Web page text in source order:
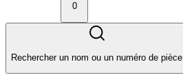
0
Rechercher un nom ou un numéro de pièce